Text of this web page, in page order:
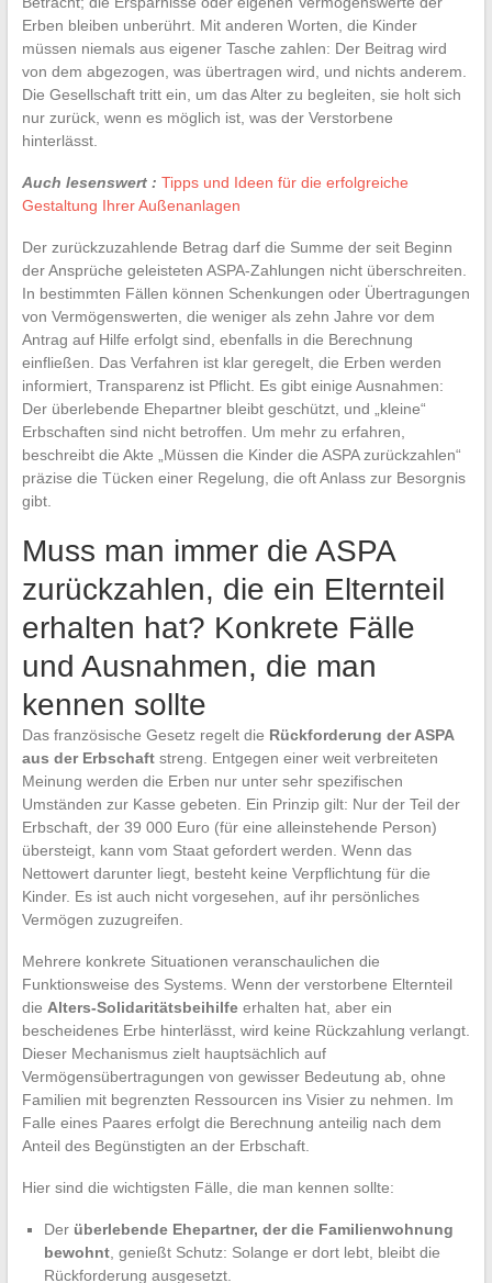
Erben bleiben unberührt. Mit anderen Worten, die Kinder
müssen niemals aus eigener Tasche zahlen: Der Beitrag wird
von dem abgezogen, was übertragen wird, und nichts anderem.
Die Gesellschaft tritt ein, um das Alter zu begleiten, sie holt sich
nur zurück, wenn es möglich ist, was der Verstorbene
hinterlässt.
Auch lesenswert : Tipps und Ideen für die erfolgreiche
Gestaltung Ihrer Außenanlagen
Der zurückzuzahlende Betrag darf die Summe der seit Beginn
der Ansprüche geleisteten ASPA-Zahlungen nicht überschreiten.
In bestimmten Fällen können Schenkungen oder Übertragungen
von Vermögenswerten, die weniger als zehn Jahre vor dem
Antrag auf Hilfe erfolgt sind, ebenfalls in die Berechnung
einfließen. Das Verfahren ist klar geregelt, die Erben werden
informiert, Transparenz ist Pflicht. Es gibt einige Ausnahmen:
Der überlebende Ehepartner bleibt geschützt, und „kleine“
Erbschaften sind nicht betroffen. Um mehr zu erfahren,
beschreibt die Akte „Müssen die Kinder die ASPA zurückzahlen“
präzise die Tücken einer Regelung, die oft Anlass zur Besorgnis
gibt.
Muss man immer die ASPA
zurückzahlen, die ein Elternteil
erhalten hat? Konkrete Fälle
und Ausnahmen, die man
kennen sollte
Das französische Gesetz regelt die Rückforderung der ASPA
aus der Erbschaftstreng. Entgegen einer weit verbreiteten
Meinung werden die Erben nur unter sehr spezifischen
Umständen zur Kasse gebeten. Ein Prinzip gilt: Nur der Teil der
Erbschaft, der 39 000 Euro (für eine alleinstehende Person)
übersteigt, kann vom Staat gefordert werden. Wenn das
Nettowert darunter liegt, besteht keine Verpflichtung für die
Kinder. Es ist auch nicht vorgesehen, auf ihr persönliches
Vermögen zuzugreifen.
Mehrere konkrete Situationen veranschaulichen die
Funktionsweise des Systems. Wenn der verstorbene Elternteil
die Alters-Solidaritätsbeihilfeerhalten hat, aber ein
bescheidenes Erbe hinterlässt, wird keine Rückzahlung verlangt.
Dieser Mechanismus zielt hauptsächlich auf
Vermögensübertragungen von gewisser Bedeutung ab, ohne
Familien mit begrenzten Ressourcen ins Visier zu nehmen. Im
Falle eines Paares erfolgt die Berechnung anteilig nach dem
Anteil des Begünstigten an der Erbschaft.
Hier sind die wichtigsten Fälle, die man kennen sollte:
Der überlebende Ehepartner, der die Familienwohnung
bewohnt, genießt Schutz: Solange er dort lebt, bleibt die
Rückforderung ausgesetzt.